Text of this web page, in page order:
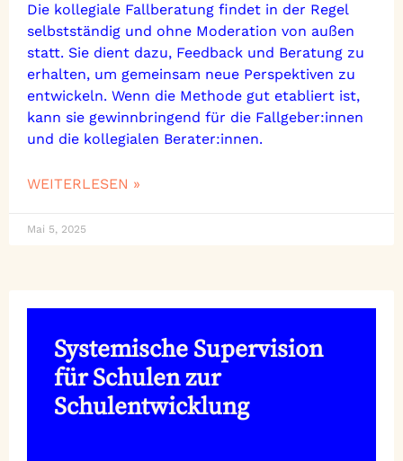
Die kollegiale Fallberatung findet in der Regel
selbstständig und ohne Moderation von außen
statt. Sie dient dazu, Feedback und Beratung zu
erhalten, um gemeinsam neue Perspektiven zu
entwickeln. Wenn die Methode gut etabliert ist,
kann sie gewinnbringend für die Fallgeber:innen
und die kollegialen Berater:innen.
WEITERLESEN »
Mai 5, 2025
Systemische Supervision
für Schulen zur
Schulentwicklung